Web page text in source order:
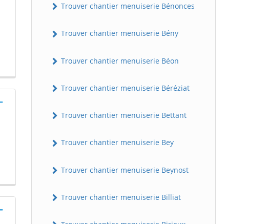
Trouver chantier menuiserie Bénonces
Trouver chantier menuiserie Bény
Trouver chantier menuiserie Béon
Trouver chantier menuiserie Béréziat
Trouver chantier menuiserie Bettant
Trouver chantier menuiserie Bey
Trouver chantier menuiserie Beynost
Trouver chantier menuiserie Billiat